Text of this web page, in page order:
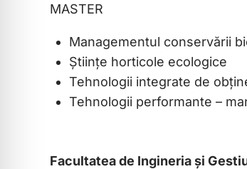
MASTER
Managementul conservării
Științe horticole ecologice
Tehnologii integrate de
Tehnologii performante –
Facultatea de Ingineria și